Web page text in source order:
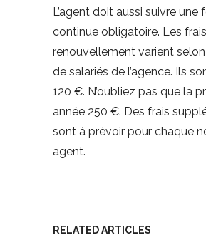
L’agent doit aussi suivre une
continue obligatoire. Les
renouvellement varient
de salariés de l’agence. Ils
120 €. N’oubliez pas que la
année 250 €. Des frais
sont à prévoir pour chaque
agent.
RELATED ARTICLES